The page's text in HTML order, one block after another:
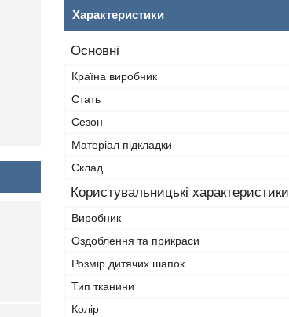
Характеристики
Основні
Країна виробник
Стать
Сезон
Матеріал підкладки
Склад
Користувальницькі характеристики
Виробник
Оздоблення та прикраси
Розмір дитячих шапок
Тип тканини
Колір